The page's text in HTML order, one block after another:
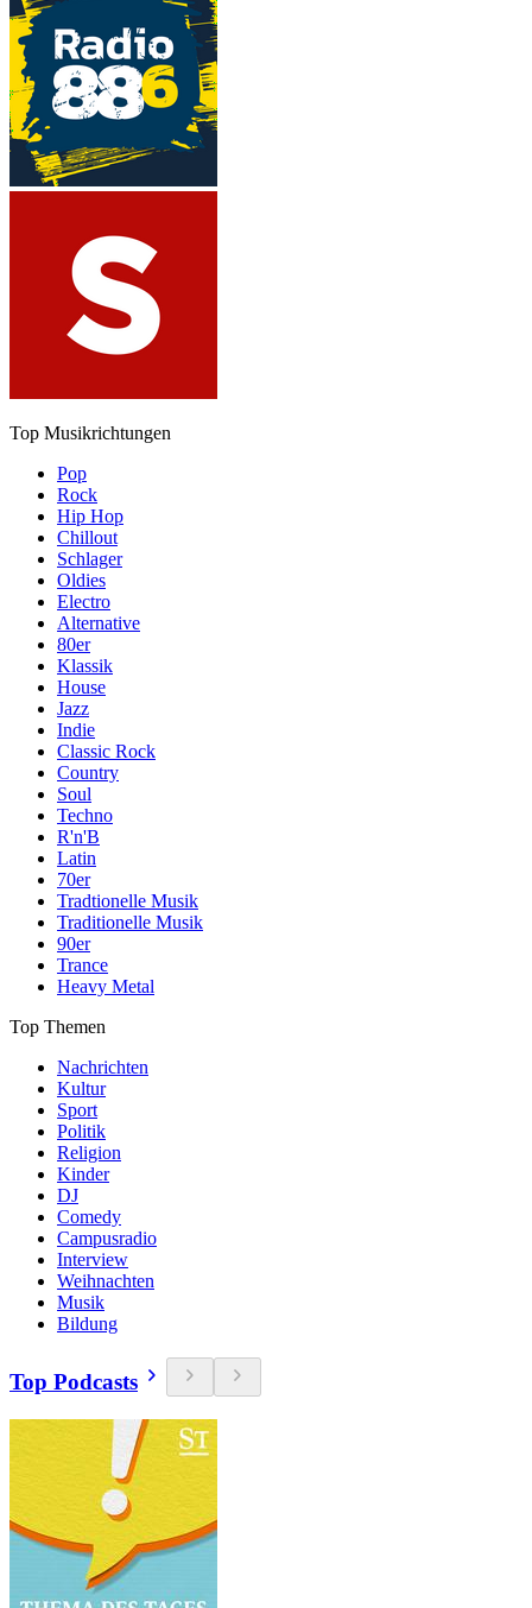
Top Musikrichtungen
Pop
Rock
Hip Hop
Chillout
Schlager
Oldies
Electro
Alternative
80er
Klassik
House
Jazz
Indie
Classic Rock
Country
Soul
Techno
R'n'B
Latin
70er
Tradtionelle Musik
Traditionelle Musik
90er
Trance
Heavy Metal
Top Themen
Nachrichten
Kultur
Sport
Politik
Religion
Kinder
DJ
Comedy
Campusradio
Interview
Weihnachten
Musik
Bildung
Top Podcasts